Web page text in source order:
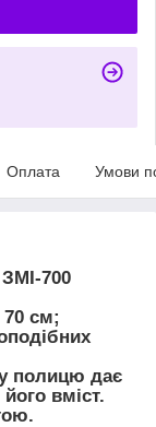
Оплата Умови
700
см;
полицю дає
вміст.